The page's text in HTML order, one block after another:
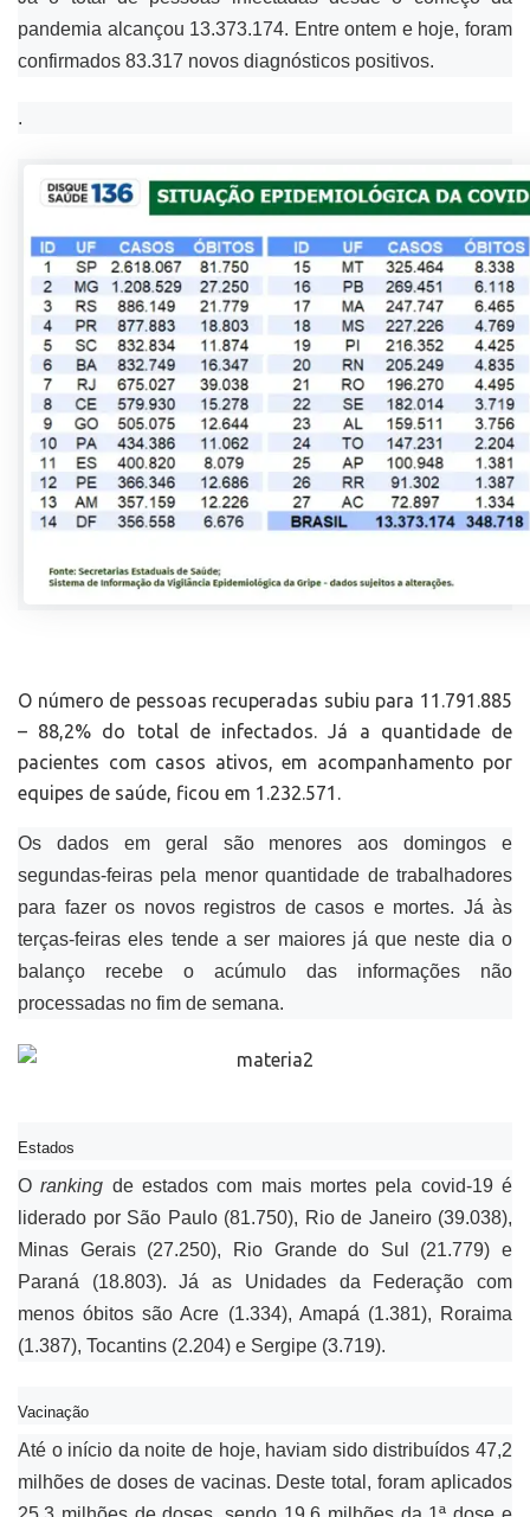
pandemia alcançou 13.373.174. Entre ontem e hoje, foram
confirmados 83.317 novos diagnósticos positivos.
.
O número de pessoas recuperadas subiu para 11.791.885
– 88,2% do total de infectados. Já a quantidade de
pacientes com casos ativos, em acompanhamento por
equipes de saúde, ficou em 1.232.571.
Os dados em geral são menores aos domingos e
segundas-feiras pela menor quantidade de trabalhadores
para fazer os novos registros de casos e mortes. Já às
terças-feiras eles tende a ser maiores já que neste dia o
balanço recebe o acúmulo das informações não
processadas no fim de semana.
Estados
Oranking de estados com mais mortes pela covid-19 é
liderado por São Paulo (81.750), Rio de Janeiro (39.038),
Minas Gerais (27.250), Rio Grande do Sul (21.779) e
Paraná (18.803). Já as Unidades da Federação com
menos óbitos são Acre (1.334), Amapá (1.381), Roraima
(1.387), Tocantins (2.204) e Sergipe (3.719).
Vacinação
Até o início da noite de hoje, haviam sido distribuídos 47,2
milhões de doses de vacinas. Deste total, foram aplicados